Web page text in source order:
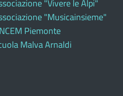
"Vivere le Alpi"
"Musicainsieme"
Piemonte
Malva Arnaldi